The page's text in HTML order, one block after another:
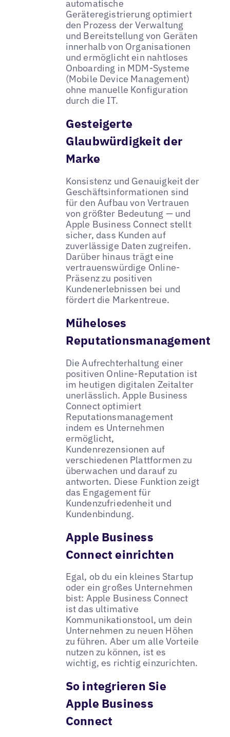
automatische
Geräteregistrierung optimiert
den Prozess der Verwaltung
und Bereitstellung von Geräten
innerhalb von Organisationen
und ermöglicht ein nahtloses
Onboarding in MDM-Systeme
(Mobile Device Management)
ohne manuelle Konfiguration
durch die IT.
Gesteigerte
Glaubwürdigkeit der
Marke
Konsistenz und Genauigkeit der
Geschäftsinformationen sind
für den Aufbau von Vertrauen
von größter Bedeutung — und
Apple Business Connect stellt
sicher, dass Kunden auf
zuverlässige Daten zugreifen.
Darüber hinaus trägt eine
vertrauenswürdige Online-
Präsenz zu positiven
Kundenerlebnissen bei und
fördert die Markentreue.
Müheloses
Reputationsmanagement
Die Aufrechterhaltung einer
positiven Online-Reputation ist
im heutigen digitalen Zeitalter
unerlässlich. Apple Business
Connect optimiert
Reputationsmanagement
indem es Unternehmen
ermöglicht,
Kundenrezensionen auf
verschiedenen Plattformen zu
überwachen und darauf zu
antworten. Diese Funktion zeigt
das Engagement für
Kundenzufriedenheit und
Kundenbindung.
Apple Business
Connect einrichten
Egal, ob du ein kleines Startup
oder ein großes Unternehmen
bist: Apple Business Connect
ist das ultimative
Kommunikationstool, um dein
Unternehmen zu neuen Höhen
zu führen. Aber um alle Vorteile
nutzen zu können, ist es
wichtig, es richtig einzurichten.
So integrieren Sie
Apple Business
Connect